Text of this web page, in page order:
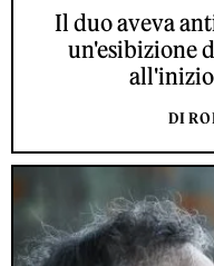
Il duo aveva
un'esibizione
all'inizio
DI